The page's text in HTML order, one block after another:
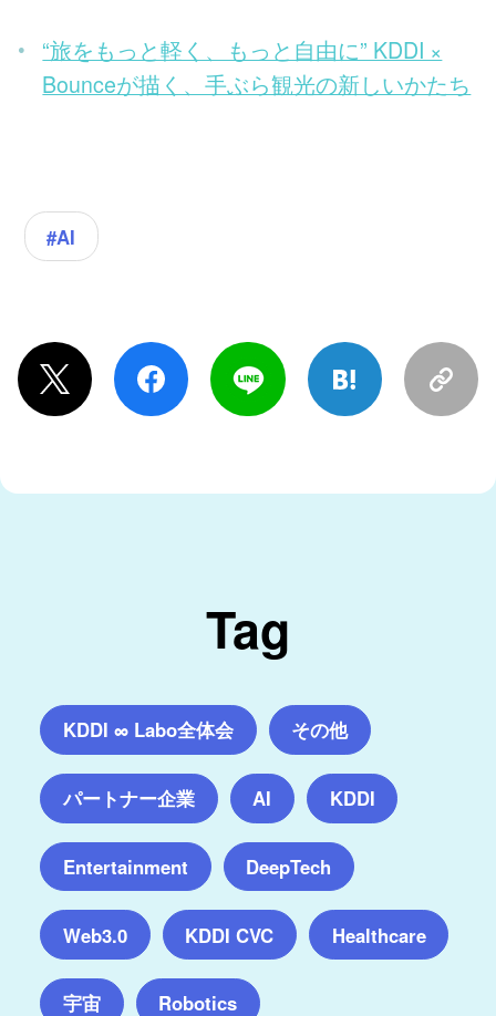
“旅をもっと軽く、もっと自由に” KDDI ×
Bounceが描く、手ぶら観光の新しいかたち
#AI
Tag
KDDI ∞ Labo全体会 その他
パートナー企業 AI KDDI
Entertainment DeepTech
Web3.0 KDDI CVC Healthcare
宇宙 Robotics